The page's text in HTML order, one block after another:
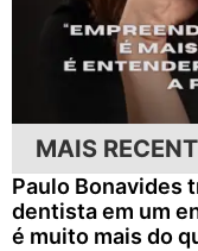
MAIS
Paulo Bonavides
dentista em um
é muito mais do